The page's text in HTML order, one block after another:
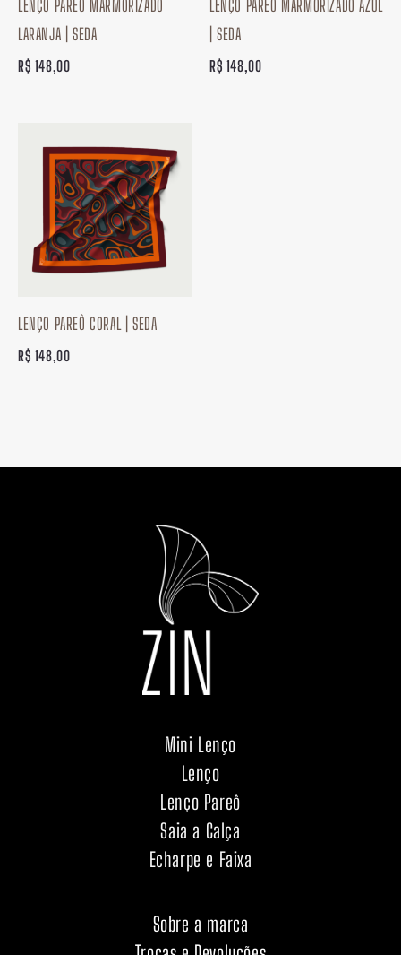
LENÇO PAREÔ MARMORIZADO
LARANJA | SEDA
R$ 148,00
LENÇO PAREÔ MARMORIZADO AZUL
| SEDA
R$ 148,00
LENÇO PAREÔ CORAL | SEDA
R$ 148,00
Mini Lenço
Lenço
Lenço Pareô
Saia a Calça
Echarpe e Faixa
Sobre a marca